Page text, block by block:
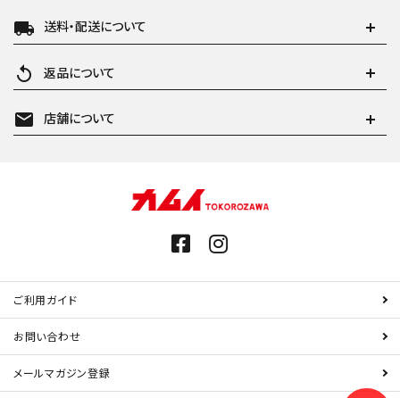
local_shipping 送料・配送について
replay 返品について
mail 店舗について
ご利用ガイド
お問い合わせ
メールマガジン登録